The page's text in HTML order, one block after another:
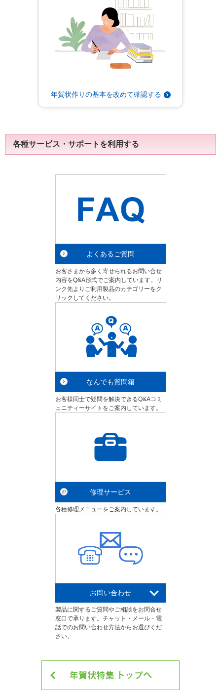
年賀状作りの基本を改めて確認する
各種サービス・サポートを利用する
よくあるご質問
お客さまから多く寄せられるお問い合せ
内容をQ&A形式でご案内しています。リ
ンク先よりご利用製品のカテゴリーをク
リックしてください。
なんでも質問箱
お客様同士で疑問を解決できるQ&Aコミ
ュニティーサイトをご案内しています。
修理サービス
各種修理メニューをご案内しています。
お問い合わせ
製品に関するご質問やご相談をお問合せ
窓口で承ります。チャット・メール・電
話でのお問い合わせ方法からお選びくだ
さい。